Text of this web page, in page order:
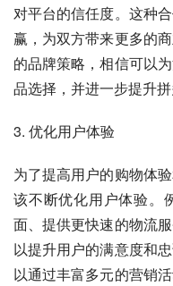
对平台的信任度。这种
赢，为双方带来更多的
的品牌策略，相信可以
品选择，并进一步提升
3. 优化用户体验
为了提高用户的购物体
该不断优化用户体验。
面、提供更快速的物流
以提升用户的满意度和
以通过丰富多元的营销